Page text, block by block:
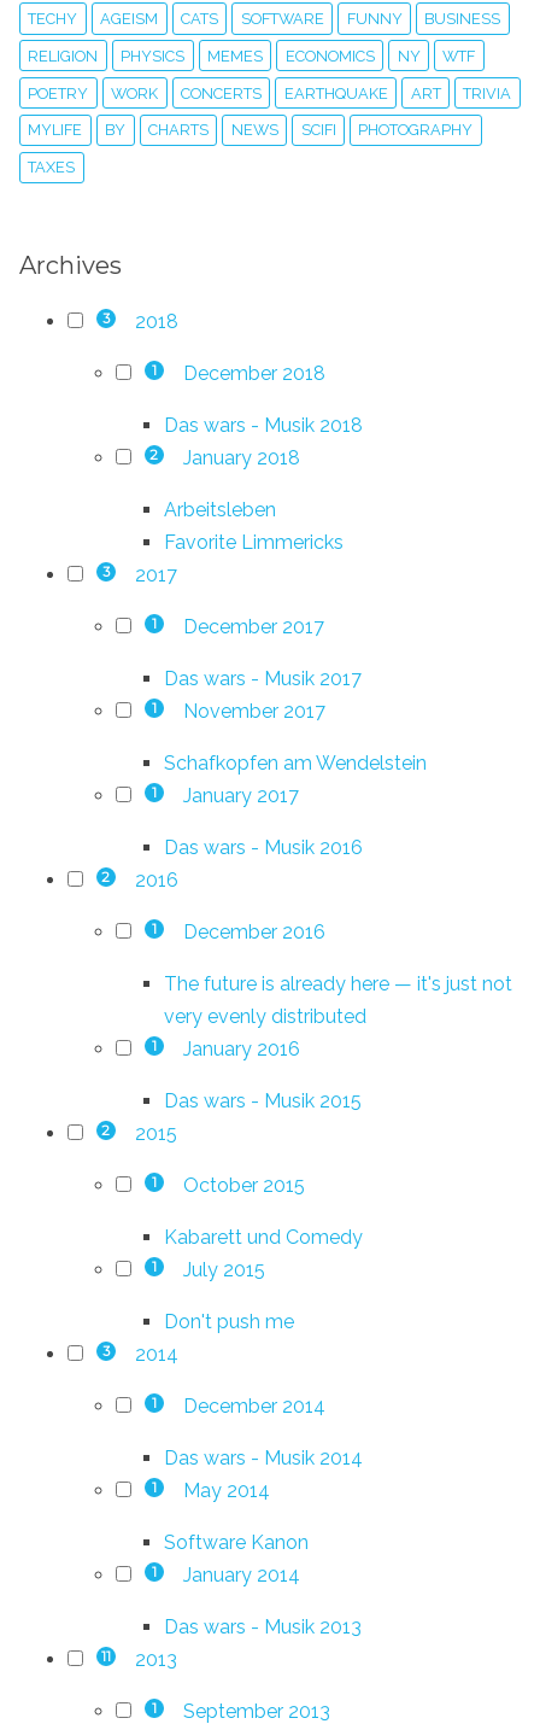
TECHY AGEISM CATS SOFTWARE FUNNY BUSINESS
RELIGION PHYSICS MEMES ECONOMICS NY WTF
POETRY WORK CONCERTS EARTHQUAKE ART TRIVIA
MYLIFE BY CHARTS NEWS SCIFI PHOTOGRAPHY
TAXES
Archives
3 2018
1 December 2018
Das wars - Musik 2018
2 January 2018
Arbeitsleben
Favorite Limmericks
3 2017
1 December 2017
Das wars - Musik 2017
1 November 2017
Schafkopfen am Wendelstein
1 January 2017
Das wars - Musik 2016
2 2016
1 December 2016
The future is already here — it's just not
very evenly distributed
1 January 2016
Das wars - Musik 2015
2 2015
1 October 2015
Kabarett und Comedy
1 July 2015
Don't push me
3 2014
1 December 2014
Das wars - Musik 2014
1 May 2014
Software Kanon
1 January 2014
Das wars - Musik 2013
11 2013
1 September 2013